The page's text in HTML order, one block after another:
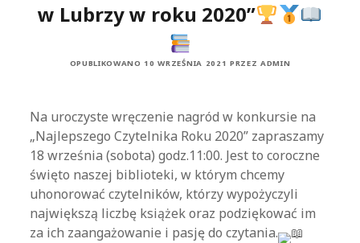
w Lubrzy w roku 2020”
OPUBLIKOWANO 10 WRZEŚNIA 2021 PRZEZ ADMIN
Na uroczyste wręczenie nagród w konkursie na
„Najlepszego Czytelnika Roku 2020” zapraszamy
18 września (sobota) godz.11:00. Jest to coroczne
święto naszej biblioteki, w którym chcemy
uhonorować czytelników, którzy wypożyczyli
największą liczbę książek oraz podziękować im
za ich zaangażowanie i pasję do czytania.